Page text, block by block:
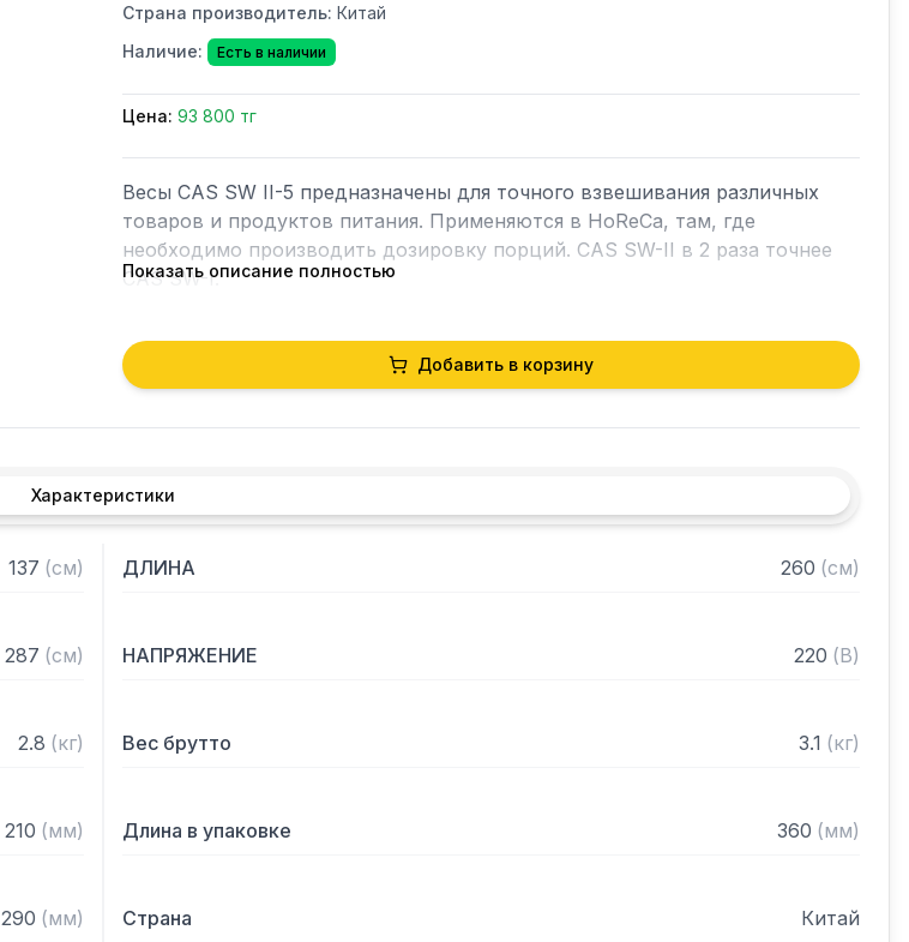
Страна производитель: Китай
Наличие:
Есть в наличии
Цена: 93 800 тг
Весы CAS SW II-5 предназначены для точного взвешивания различных
товаров и продуктов питания. Применяются в HoReCa, там, где
необходимо производить дозировку порций. CAS SW-II в 2 раза точнее
CAS SW-I.
Особенности:
– Тип дисплея: светодиодный
– Взвешивание нестабильных грузов
– Подключение к ПК
– Автоматическое отключение питания при длительных перерывах в
Технические характеристики:
– Цена поверочного деления e: 1 грамм
– Число сегментов в разряде: 7
Комплектация:
Показать описание полностью
Добавить в корзину
Характеристики
137 (см) ДЛИНА 260 (см)
287 (см) НАПРЯЖЕНИЕ 220 (В)
2.8 (кг) Вес брутто 3.1 (кг)
210 (мм) Длина в упаковке 360 (мм)
290 (мм) Страна Китай